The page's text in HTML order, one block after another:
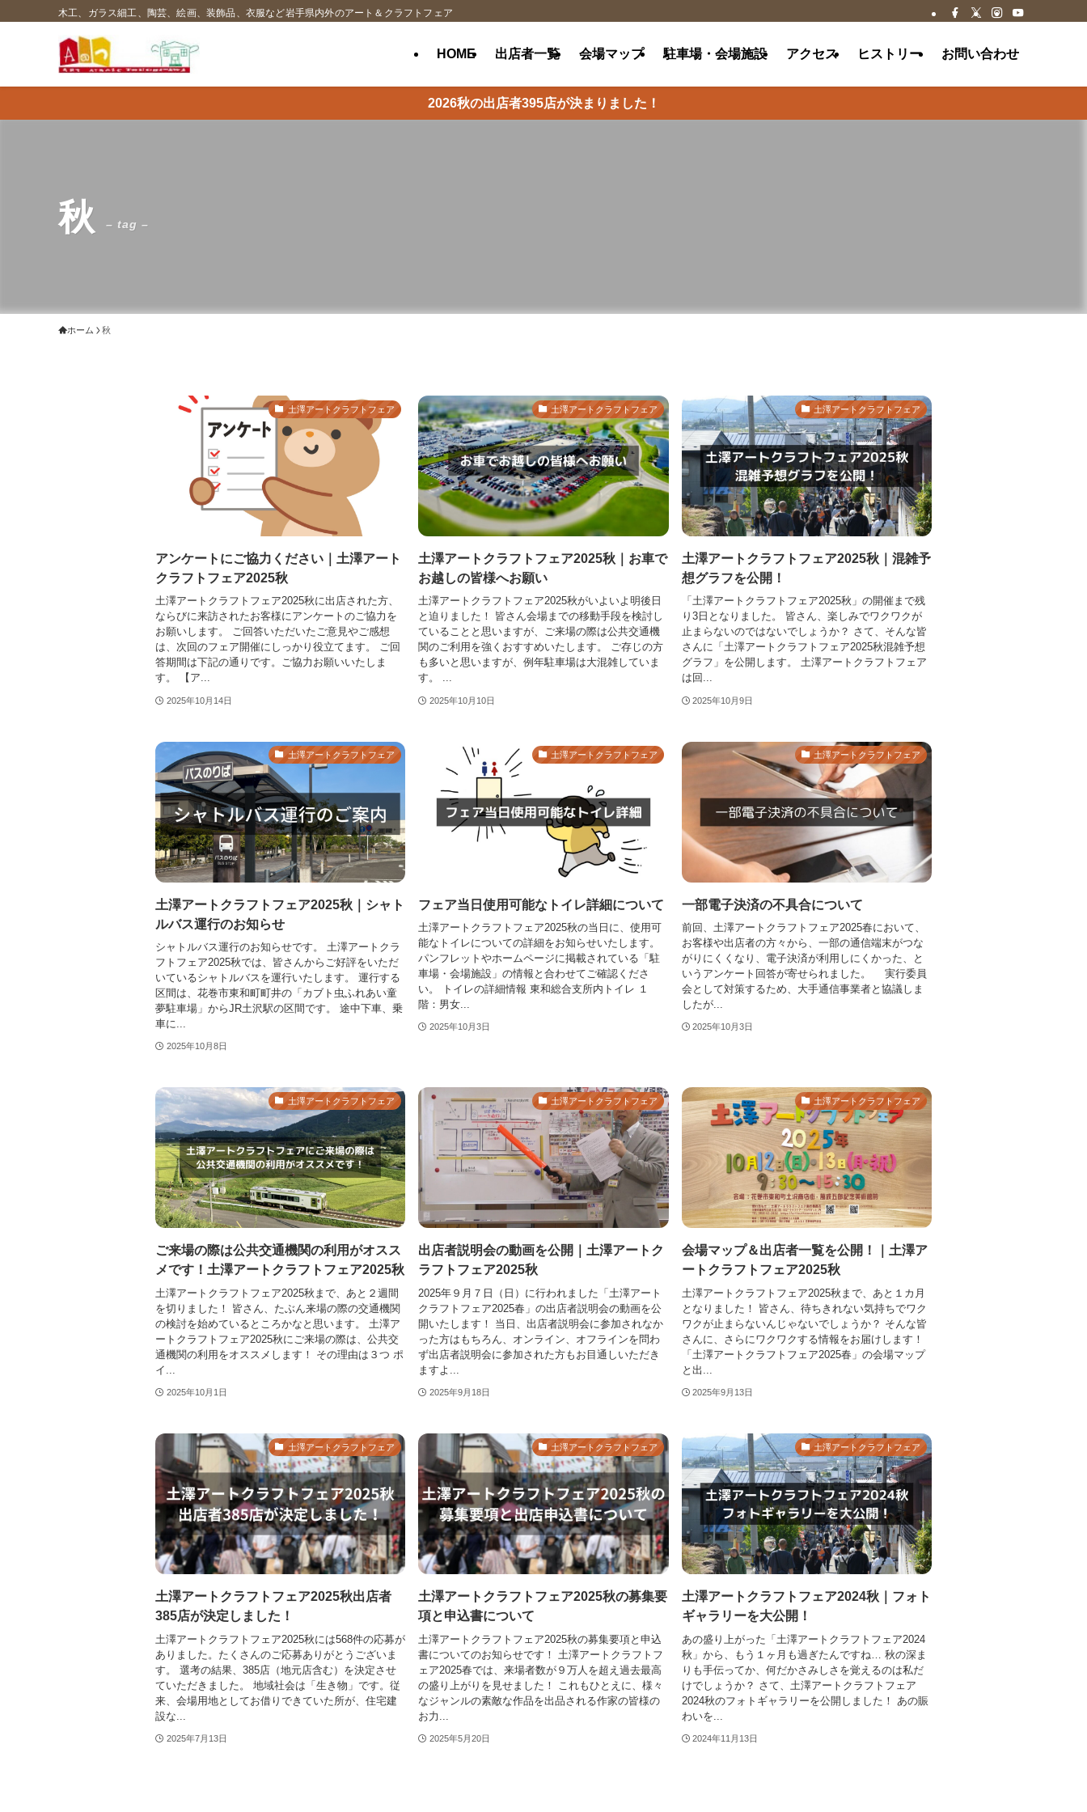
木工、ガラス細工、陶芸、絵画、装飾品、衣服など岩手県内外のアート＆クラフトフェア
HOME 出店者一覧 会場マップ 駐車場・会場施設 アクセス ヒストリー お問い合わせ
2026秋の出店者395店が決まりました！
秋 – tag –
ホーム 秋
土澤アートクラフトフェア
アンケートにご協力ください｜土澤アート
クラフトフェア2025秋
土澤アートクラフトフェア2025秋に出店された方、
ならびに来訪されたお客様にアンケートのご協力を
お願いします。 ご回答いただいたご意見やご感想
は、次回のフェア開催にしっかり役立てます。 ご回
答期間は下記の通りです。ご協力お願いいたしま
す。 【ア...
2025年10月14日
土澤アートクラフトフェア
土澤アートクラフトフェア2025秋｜お車で
お越しの皆様へお願い
土澤アートクラフトフェア2025秋がいよいよ明後日
と迫りました！ 皆さん会場までの移動手段を検討し
ていることと思いますが、ご来場の際は公共交通機
関のご利用を強くおすすめいたします。 ご存じの方
も多いと思いますが、例年駐車場は大混雑していま
す。 ...
2025年10月10日
土澤アートクラフトフェア
土澤アートクラフトフェア2025秋｜混雑予
想グラフを公開！
「土澤アートクラフトフェア2025秋」の開催まで残
り3日となりました。 皆さん、楽しみでワクワクが
止まらないのではないでしょうか？ さて、そんな皆
さんに「土澤アートクラフトフェア2025秋混雑予想
グラフ」を公開します。 土澤アートクラフトフェア
は回...
2025年10月9日
土澤アートクラフトフェア
土澤アートクラフトフェア2025秋｜シャト
ルバス運行のお知らせ
シャトルバス運行のお知らせです。 土澤アートクラ
フトフェア2025秋では、皆さんからご好評をいただ
いているシャトルバスを運行いたします。 運行する
区間は、花巻市東和町町井の「カブト虫ふれあい童
夢駐車場」からJR土沢駅の区間です。 途中下車、乗
車に...
2025年10月8日
土澤アートクラフトフェア
フェア当日使用可能なトイレ詳細について
土澤アートクラフトフェア2025秋の当日に、使用可
能なトイレについての詳細をお知らせいたします。
パンフレットやホームページに掲載されている「駐
車場・会場施設」の情報と合わせてご確認くださ
い。 トイレの詳細情報 東和総合支所内トイレ １
階：男女...
2025年10月3日
土澤アートクラフトフェア
一部電子決済の不具合について
前回、土澤アートクラフトフェア2025春において、
お客様や出店者の方々から、一部の通信端末がつな
がりにくくなり、電子決済が利用しにくかった、と
いうアンケート回答が寄せられました。 実行委員
会として対策するため、大手通信事業者と協議しま
したが...
2025年10月3日
土澤アートクラフトフェア
ご来場の際は公共交通機関の利用がオスス
メです！土澤アートクラフトフェア2025秋
土澤アートクラフトフェア2025秋まで、あと２週間
を切りました！ 皆さん、たぶん来場の際の交通機関
の検討を始めているところかなと思います。 土澤ア
ートクラフトフェア2025秋にご来場の際は、公共交
通機関の利用をオススメします！ その理由は３つ ポ
イ...
2025年10月1日
土澤アートクラフトフェア
出店者説明会の動画を公開｜土澤アートク
ラフトフェア2025秋
2025年９月７日（日）に行われました「土澤アート
クラフトフェア2025春」の出店者説明会の動画を公
開いたします！ 当日、出店者説明会に参加されなか
った方はもちろん、オンライン、オフラインを問わ
ず出店者説明会に参加された方もお目通しいただき
ますよ...
2025年9月18日
土澤アートクラフトフェア
会場マップ＆出店者一覧を公開！｜土澤ア
ートクラフトフェア2025秋
土澤アートクラフトフェア2025秋まで、あと１カ月
となりました！ 皆さん、待ちきれない気持ちでワク
ワクが止まらないんじゃないでしょうか？ そんな皆
さんに、さらにワクワクする情報をお届けします！
「土澤アートクラフトフェア2025春」の会場マップ
と出...
2025年9月13日
土澤アートクラフトフェア
土澤アートクラフトフェア2025秋出店者
385店が決定しました！
土澤アートクラフトフェア2025秋には568件の応募が
ありました。たくさんのご応募ありがとうございま
す。 選考の結果、385店（地元店含む）を決定させ
ていただきました。 地域社会は「生き物」です。従
来、会場用地としてお借りできていた所が、住宅建
設な...
2025年7月13日
土澤アートクラフトフェア
土澤アートクラフトフェア2025秋の募集要
項と申込書について
土澤アートクラフトフェア2025秋の募集要項と申込
書についてのお知らせです！ 土澤アートクラフトフ
ェア2025春では、来場者数が９万人を超え過去最高
の盛り上がりを見せました！ これもひとえに、様々
なジャンルの素敵な作品を出品される作家の皆様の
お力...
2025年5月20日
土澤アートクラフトフェア
土澤アートクラフトフェア2024秋｜フォト
ギャラリーを大公開！
あの盛り上がった「土澤アートクラフトフェア2024
秋」から、もう１ヶ月も過ぎたんですね… 秋の深ま
りも手伝ってか、何だかさみしさを覚えるのは私だ
けでしょうか？ さて、土澤アートクラフトフェア
2024秋のフォトギャラリーを公開しました！ あの賑
わいを...
2024年11月13日